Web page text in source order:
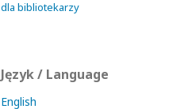
dla bibliotekarzy
Język / Language
English